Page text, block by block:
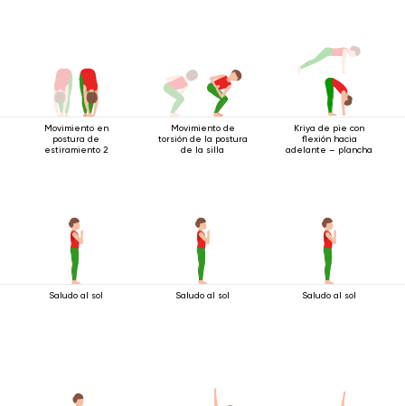
Movimiento en
postura de
estiramiento 2
Movimiento de
torsión de la postura
de la silla
Kriya de pie con
flexión hacia
adelante – plancha
Saludo al sol Saludo al sol Saludo al sol